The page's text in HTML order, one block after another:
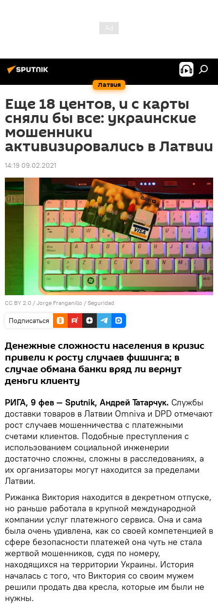
Латвия
Еще 18 центов, и с карты
сняли бы все: украинские
мошенники
активизировались в Латвии
14:19 09.02.2021
CC BY 2.0 / Jorge Franganillo / Seguridad
Подписаться
Денежные сложности населения в кризис
привели к росту случаев фишинга; в
случае обмана банки вряд ли вернут
деньги клиенту
РИГА, 9 фев — Sputnik, Андрей Татарчук. Службы
доставки товаров в Латвии Omniva и DPD отмечают
рост случаев мошенничества с платежными
счетами клиентов. Подобные преступления с
использованием социальной инженерии
достаточно сложны, сложны в расследованиях, а
их организаторы могут находится за пределами
Латвии.
Рижанка Виктория находится в декретном отпуске,
но раньше работала в крупной международной
компании услуг платежного сервиса. Она и сама
была очень удивлена, как со своей компетенцией в
сфере безопасности платежей она чуть не стала
жертвой мошенников, судя по номеру,
находящихся на территории Украины. История
началась с того, что Виктория со своим мужем
решили продать два кресла, которые им были не
нужны.